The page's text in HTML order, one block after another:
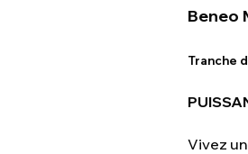
Beneo
Tranche
Vivez